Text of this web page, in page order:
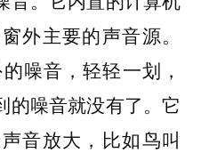
外主要的声音源。
噪音，轻轻一划，
的噪音就没有了。它
音放大，比如鸟叫